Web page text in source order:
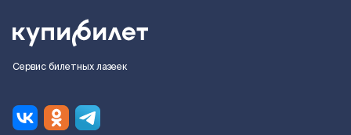
Сервис билетных лазеек